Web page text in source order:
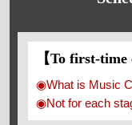
【To first-time
◉What is Music
◉Not for each